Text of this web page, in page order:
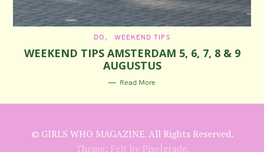
C
T
E
G
O
R
I
DO WEEKEND TIPS
WEEKEND TIPS AMSTERDAM 5, 6, 7, 8 & 9
AUGUSTUS
Read More
© GIRLS WHO MAGAZINE. All Rights Reserved.
Theme: Felt by Pixelgrade.